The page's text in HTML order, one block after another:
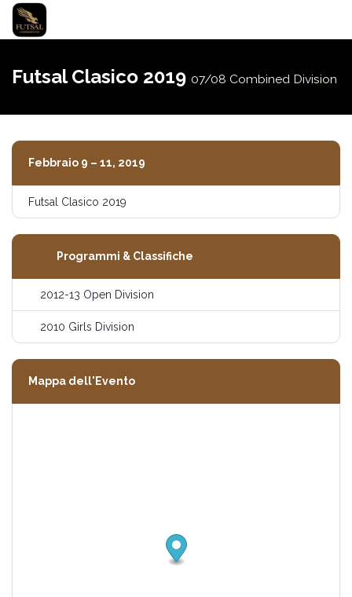
Futsal Clasico 2019 07/08 Combined Division
Febbraio 9 – 11, 2019
Futsal Clasico 2019
Programmi & Classifiche
2012-13 Open Division
2010 Girls Division
Mappa dell'Evento